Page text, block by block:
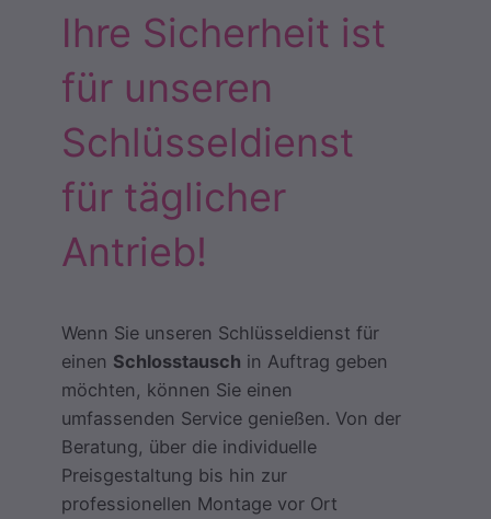
Ihre Sicherheit ist
für unseren
Schlüsseldienst
für täglicher
Antrieb!
Wenn Sie unseren Schlüsseldienst für
einen Schlosstausch in Auftrag geben
möchten, können Sie einen
umfassenden Service genießen. Von der
Beratung, über die individuelle
Preisgestaltung bis hin zur
professionellen Montage vor Ort